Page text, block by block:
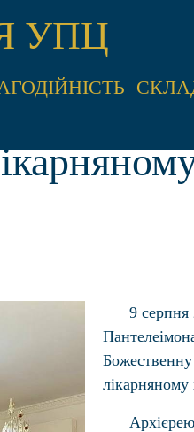
УПЦ
9 серпня
Божественну